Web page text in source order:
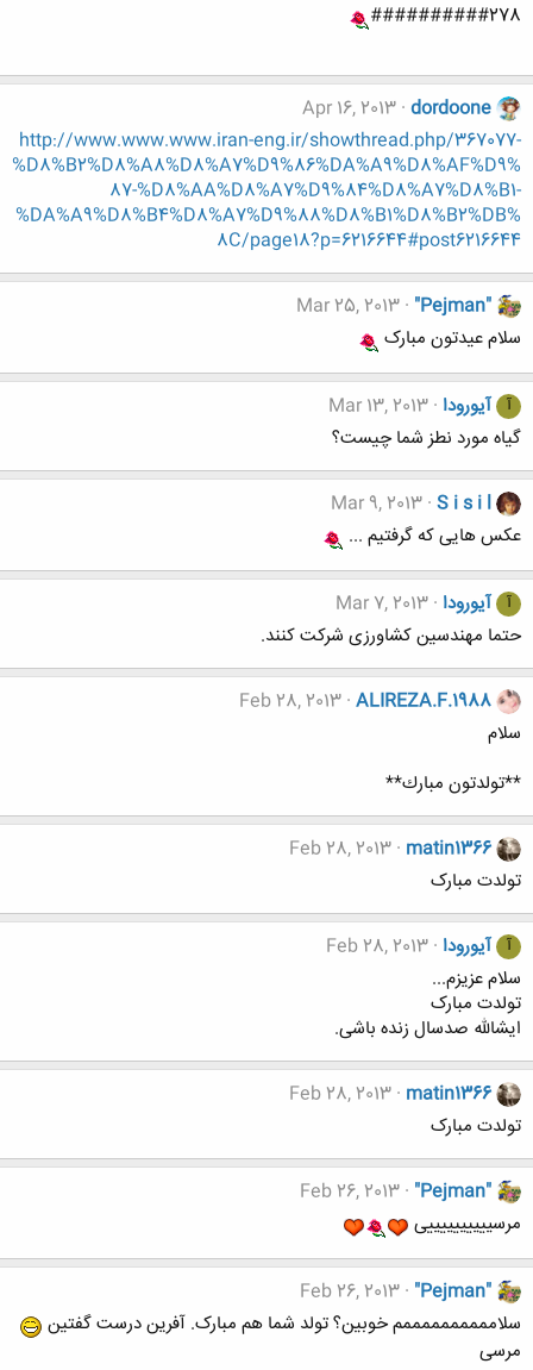
##########278
dordoone
Apr 16, 2013
http://www.www.www.iran-eng.ir/showthread.php/367077-
%D8%B2%D8%A8%D8%A7%D9%86%DA%A9%D8%AF%D9%
87-%D8%AA%D8%A7%D9%84%D8%A7%D8%B1-
%DA%A9%D8%B4%D8%A7%D9%88%D8%B1%D8%B2%DB%
8C/page18?p=6216644#post6216644
"Pejman"
Mar 25, 2013
سلام عیدتون مبارک
آ آیورودا Mar 13, 2013
گیاه مورد نطز شما چیست؟
S i s i l
Mar 9, 2013
عکس هایی که گرفتیم ...
آ آیورودا Mar 7, 2013
حتما مهندسین کشاورزی شرکت کنند.
ALIREZA.F.1988
Feb 28, 2013
سلام
**تولدتون مبارك**
matin1366
Feb 28, 2013
تولدت مبارک
آ آیورودا Feb 28, 2013
سلام عزیزم...
تولدت مبارک
ایشالله صدسال زنده باشی.
matin1366
Feb 28, 2013
تولدت مبارک
"Pejman"
Feb 26, 2013
مرسییییییییییی
"Pejman"
Feb 26, 2013
سلاممممممممممم خوبین؟ تولد شما هم مبارک. آفرین درست گفتین
مرسی